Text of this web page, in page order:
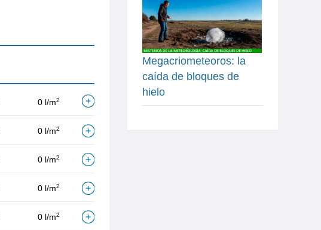
0 l/m2
0 l/m2
0 l/m2
0 l/m2
0 l/m2
Megacriometeoros: la
caída de bloques de
hielo